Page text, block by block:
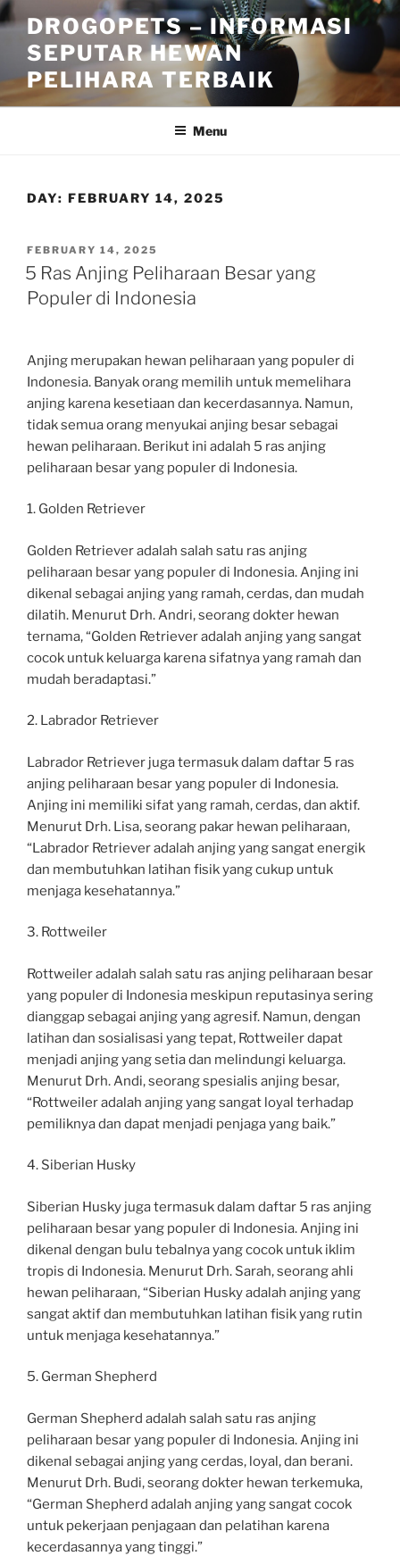
Skip
to
content
DROGOPETS – INFORMASI
SEPUTAR HEWAN
PELIHARA TERBAIK
Menu
DAY: FEBRUARY 14, 2025
POSTED
ON
FEBRUARY 14, 2025
5 Ras Anjing Peliharaan Besar yang
Populer di Indonesia
Anjing merupakan hewan peliharaan yang populer di
Indonesia. Banyak orang memilih untuk memelihara
anjing karena kesetiaan dan kecerdasannya. Namun,
tidak semua orang menyukai anjing besar sebagai
hewan peliharaan. Berikut ini adalah 5 ras anjing
peliharaan besar yang populer di Indonesia.
1. Golden Retriever
Golden Retriever adalah salah satu ras anjing
peliharaan besar yang populer di Indonesia. Anjing ini
dikenal sebagai anjing yang ramah, cerdas, dan mudah
dilatih. Menurut Drh. Andri, seorang dokter hewan
ternama, “Golden Retriever adalah anjing yang sangat
cocok untuk keluarga karena sifatnya yang ramah dan
mudah beradaptasi.”
2. Labrador Retriever
Labrador Retriever juga termasuk dalam daftar 5 ras
anjing peliharaan besar yang populer di Indonesia.
Anjing ini memiliki sifat yang ramah, cerdas, dan aktif.
Menurut Drh. Lisa, seorang pakar hewan peliharaan,
“Labrador Retriever adalah anjing yang sangat energik
dan membutuhkan latihan fisik yang cukup untuk
menjaga kesehatannya.”
3. Rottweiler
Rottweiler adalah salah satu ras anjing peliharaan besar
yang populer di Indonesia meskipun reputasinya sering
dianggap sebagai anjing yang agresif. Namun, dengan
latihan dan sosialisasi yang tepat, Rottweiler dapat
menjadi anjing yang setia dan melindungi keluarga.
Menurut Drh. Andi, seorang spesialis anjing besar,
“Rottweiler adalah anjing yang sangat loyal terhadap
pemiliknya dan dapat menjadi penjaga yang baik.”
4. Siberian Husky
Siberian Husky juga termasuk dalam daftar 5 ras anjing
peliharaan besar yang populer di Indonesia. Anjing ini
dikenal dengan bulu tebalnya yang cocok untuk iklim
tropis di Indonesia. Menurut Drh. Sarah, seorang ahli
hewan peliharaan, “Siberian Husky adalah anjing yang
sangat aktif dan membutuhkan latihan fisik yang rutin
untuk menjaga kesehatannya.”
5. German Shepherd
German Shepherd adalah salah satu ras anjing
peliharaan besar yang populer di Indonesia. Anjing ini
dikenal sebagai anjing yang cerdas, loyal, dan berani.
Menurut Drh. Budi, seorang dokter hewan terkemuka,
“German Shepherd adalah anjing yang sangat cocok
untuk pekerjaan penjagaan dan pelatihan karena
kecerdasannya yang tinggi.”